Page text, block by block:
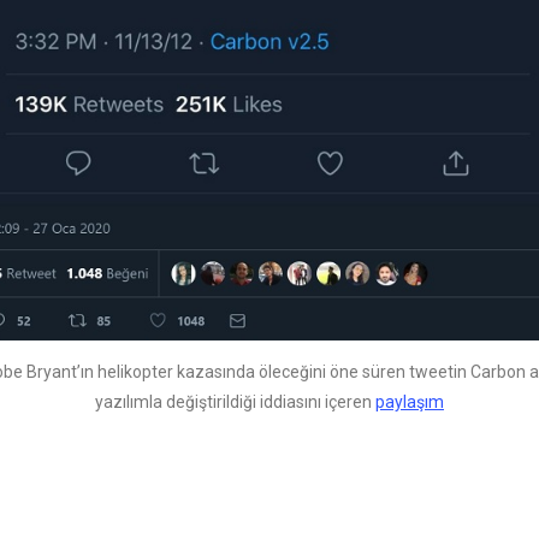
Bryant’ın helikopter kazasında öleceğini öne süren tweetin Carbon
yazılımla değiştirildiği iddiasını içeren paylaşım